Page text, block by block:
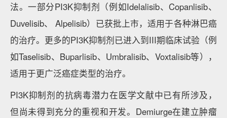
法。一部分PI3K抑制剂（例如Idelalisib、Copanlisib、
Duvelisib、 Alpelisib）已获批上市，适用于各种淋巴癌
的治疗。更多的PI3K抑制剂已进入到III期临床试验（例
如Taselisib、Buparlisib、Umbralisib、Voxtalisib等），
适用于更广泛癌症类型的治疗。
PI3K抑制剂的抗病毒潜力在医学文献中已有所涉及，
但尚未得到充分的重视和开发。Demiurge在建立肿瘤